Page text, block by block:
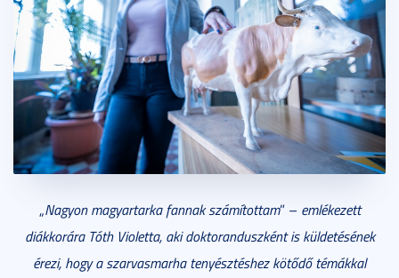
„Nagyon magyartarka fannak számítottam” – emlékezett
diákkorára Tóth Violetta, aki doktoranduszként is küldetésének
érezi, hogy a szarvasmarha tenyésztéshez kötődő témákkal